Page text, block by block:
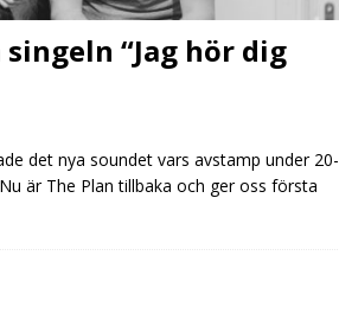
“Jag hör dig
det nya soundet vars avstamp under 20-
är The Plan tillbaka och ger oss första